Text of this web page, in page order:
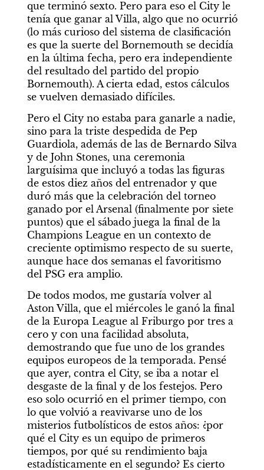
que terminó sexto. Pero para eso el City le
tenía que ganar al Villa, algo que no ocurrió
(lo más curioso del sistema de clasificación
es que la suerte del Bornemouth se decidía
en la última fecha, pero era independiente
del resultado del partido del propio
Bornemouth). A cierta edad, estos cálculos
se vuelven demasiado difíciles.
Pero el City no estaba para ganarle a nadie,
sino para la triste despedida de Pep
Guardiola, además de las de Bernardo Silva
y de John Stones, una ceremonia
larguísima que incluyó a todas las figuras
de estos diez años del entrenador y que
duró más que la celebración del torneo
ganado por el Arsenal (finalmente por siete
puntos) que el sábado juega la final de la
Champions League en un contexto de
creciente optimismo respecto de su suerte,
aunque hace dos semanas el favoritismo
del PSG era amplio.
De todos modos, me gustaría volver al
Aston Villa, que el miércoles le ganó la final
de la Europa League al Friburgo por tres a
cero y con una facilidad absoluta,
demostrando que fue uno de los grandes
equipos europeos de la temporada. Pensé
que ayer, contra el City, se iba a notar el
desgaste de la final y de los festejos. Pero
eso solo ocurrió en el primer tiempo, con
lo que volvió a reavivarse uno de los
misterios futbolísticos de estos años: ¿por
qué el City es un equipo de primeros
tiempos, por qué su rendimiento baja
estadísticamente en el segundo? Es cierto